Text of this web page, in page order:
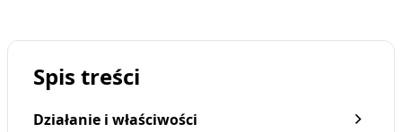
Spis treści
Działanie i właściwości